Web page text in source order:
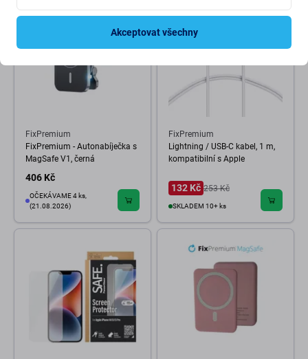
FixPremium
FixPremium - Autonabíječka s
MagSafe V1, černá
406 Kč
OČEKÁVAME 4 ks,
(21.08.2026)
-48 %
FixPremium
Lightning / USB-C kabel, 1 m,
kompatibilní s Apple
132 Kč 253 Kč
SKLADEM 10+ ks
Akceptovat všechny